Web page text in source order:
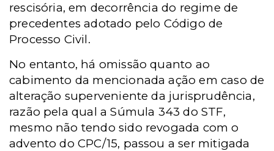
rescisória, em decorrência do regime de
precedentes adotado pelo Código de
Processo Civil.
No entanto, há omissão quanto ao
cabimento da mencionada ação em caso de
alteração superveniente da jurisprudência,
razão pela qual a Súmula 343 do STF,
mesmo não tendo sido revogada com o
advento do CPC/15, passou a ser mitigada